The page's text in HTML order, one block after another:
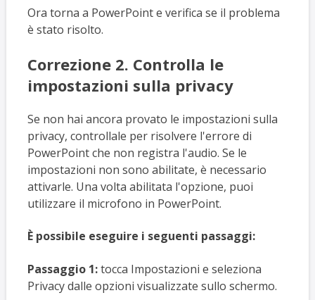
Ora torna a PowerPoint e verifica se il problema
è stato risolto.
Correzione 2. Controlla le
impostazioni sulla privacy
Se non hai ancora provato le impostazioni sulla
privacy, controllale per risolvere l'errore di
PowerPoint che non registra l'audio. Se le
impostazioni non sono abilitate, è necessario
attivarle. Una volta abilitata l'opzione, puoi
utilizzare il microfono in PowerPoint.
È possibile eseguire i seguenti passaggi:
Passaggio 1:tocca Impostazioni e seleziona
Privacy dalle opzioni visualizzate sullo schermo.